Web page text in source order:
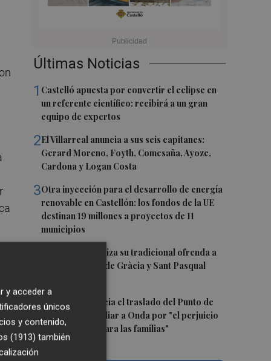
Últimas Noticias
1 Castelló apuesta por convertir el eclipse en
un referente científico: recibirá a un gran
equipo de expertos
2El Villarreal anuncia a sus seis capitanes:
Gerard Moreno, Foyth, Comesaña, Ayoze,
Cardona y Logan Costa
3Otra inyección para el desarrollo de energía
renovable en Castellón: los fondos de la UE
destinan 19 millones a proyectos de 11
municipios
El Villarreal realiza su tradicional ofrenda a
la Mare de Déu de Gràcia y Sant Pasqual
5 Vila-real denuncia el traslado del Punto de
Encuentro Familiar a Onda por "el perjuicio
que supondrá para las familias"
y acceder a
únicos
y contenido,
(1913) también